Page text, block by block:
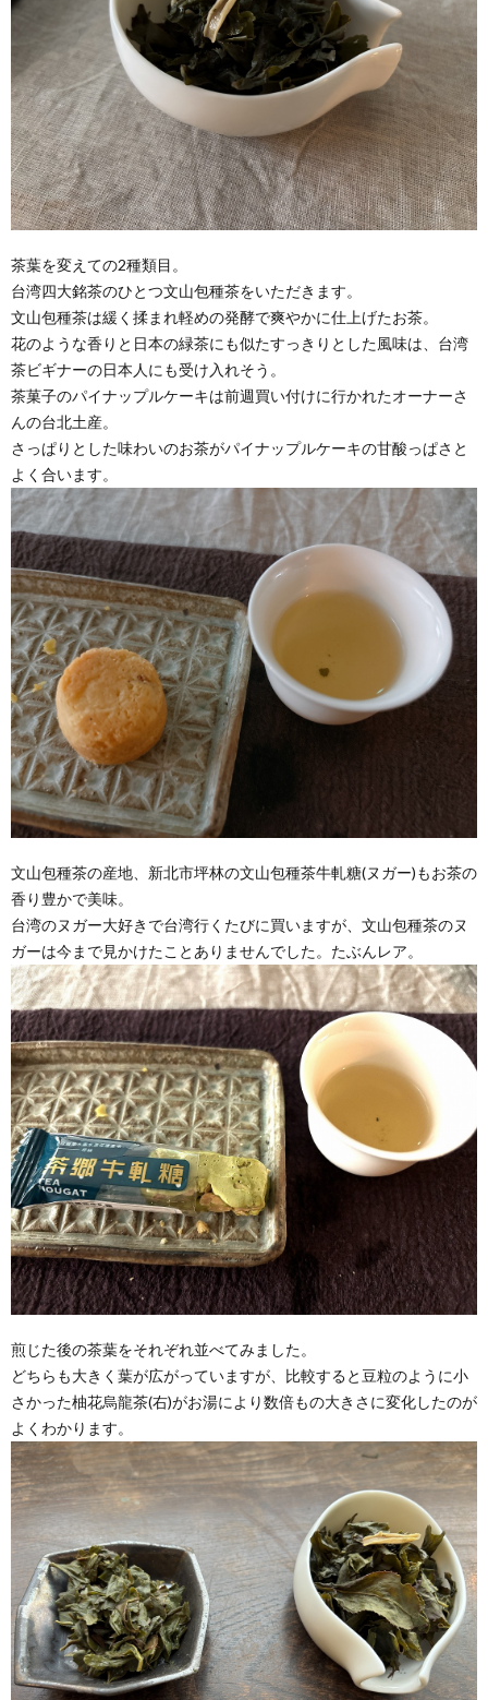
茶葉を変えての2種類目。
台湾四大銘茶のひとつ文山包種茶をいただきます。
文山包種茶は緩く揉まれ軽めの発酵で爽やかに仕上げたお茶。
花のような香りと日本の緑茶にも似たすっきりとした風味は、台湾
茶ビギナーの日本人にも受け入れそう。
茶菓子のパイナップルケーキは前週買い付けに行かれたオーナーさ
んの台北土産。
さっぱりとした味わいのお茶がパイナップルケーキの甘酸っぱさと
よく合います。
文山包種茶の産地、新北市坪林の文山包種茶牛軋糖(ヌガー)もお茶の
香り豊かで美味。
台湾のヌガー大好きで台湾行くたびに買いますが、文山包種茶のヌ
ガーは今まで見かけたことありませんでした。たぶんレア。
煎じた後の茶葉をそれぞれ並べてみました。
どちらも大きく葉が広がっていますが、比較すると豆粒のように小
さかった柚花烏龍茶(右)がお湯により数倍もの大きさに変化したのが
よくわかります。